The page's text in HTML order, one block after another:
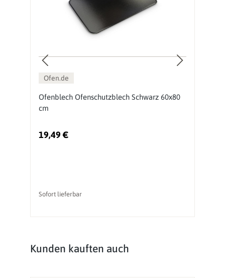
Ofen.de
Ofenblech Ofenschutzblech Schwarz 60x80
cm
19,49 €
Sofort lieferbar
Produktgalerie überspringen
Kunden kauften auch